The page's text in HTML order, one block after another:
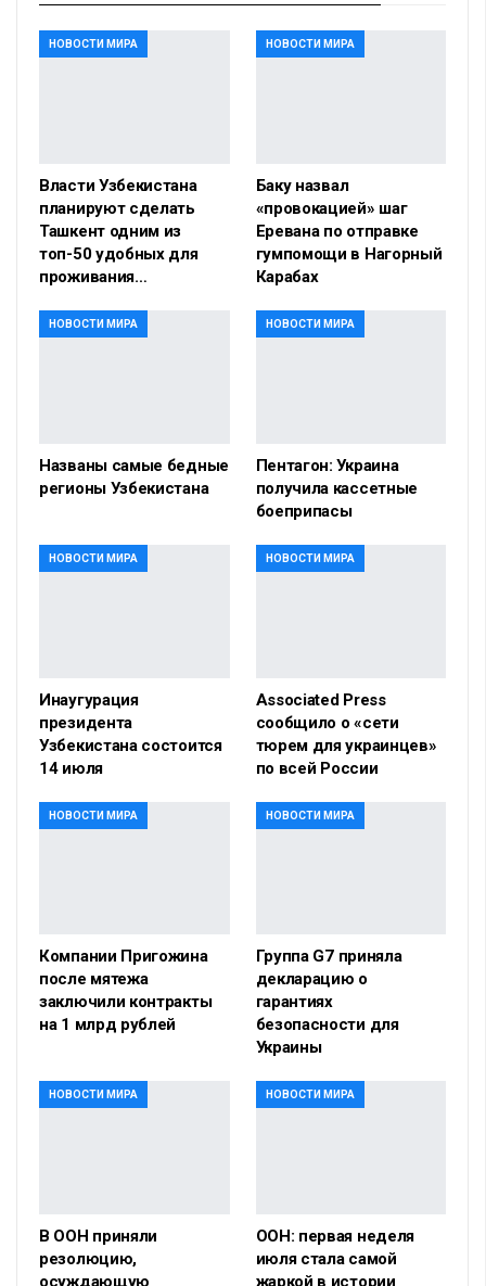
НОВОСТИ МИРА
Власти Узбекистана
планируют сделать
Ташкент одним из
топ-50 удобных для
проживания…
НОВОСТИ МИРА
Баку назвал
«провокацией» шаг
Еревана по отправке
гумпомощи в Нагорный
Карабах
НОВОСТИ МИРА
Названы самые бедные
регионы Узбекистана
НОВОСТИ МИРА
Пентагон: Украина
получила кассетные
боеприпасы
НОВОСТИ МИРА
Инаугурация
президента
Узбекистана состоится
14 июля
НОВОСТИ МИРА
Associated Press
сообщило о «сети
тюрем для украинцев»
по всей России
НОВОСТИ МИРА
Компании Пригожина
после мятежа
заключили контракты
на 1 млрд рублей
НОВОСТИ МИРА
Группа G7 приняла
декларацию о
гарантиях
безопасности для
Украины
НОВОСТИ МИРА
В ООН приняли
резолюцию,
осуждающую
НОВОСТИ МИРА
ООН: первая неделя
июля стала самой
жаркой в истории